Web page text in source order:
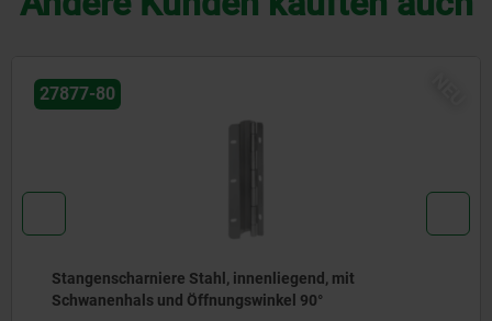
27877-80
Stangenscharniere Stahl, innenliegend, mit
Schwanenhals und Öffnungswinkel 90°